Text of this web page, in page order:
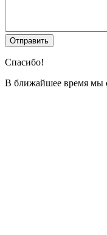
Спасибо!
В ближайшее время мы